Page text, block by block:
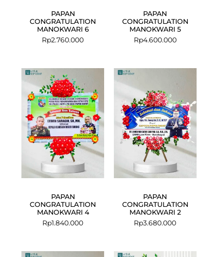
PAPAN
CONGRATULATION
MANOKWARI 6
Rp2.760.000
PAPAN
CONGRATULATION
MANOKWARI 5
Rp4.600.000
PAPAN
CONGRATULATION
MANOKWARI 4
Rp1.840.000
PAPAN
CONGRATULATION
MANOKWARI 2
Rp3.680.000